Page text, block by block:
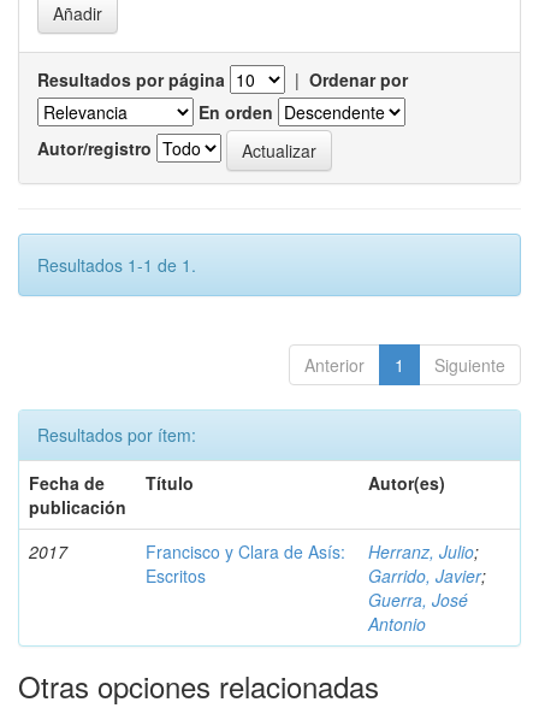
Resultados por página | Ordenar por
En orden
Autor/registro
Resultados 1-1 de 1.
Anterior 1 Siguiente
Resultados por ítem:
Fecha de
publicación
Título Autor(es)
2017
Francisco y Clara de Asís:
Escritos
Herranz, Julio;
Garrido, Javier;
Guerra, José
Antonio
Otras opciones relacionadas